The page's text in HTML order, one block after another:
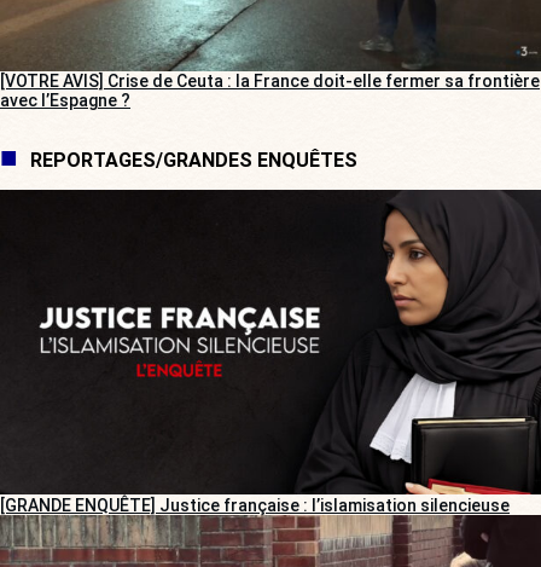
[VOTRE AVIS] Crise de Ceuta : la France doit-elle fermer sa frontière
avec l’Espagne ?
REPORTAGES/GRANDES ENQUÊTES
[GRANDE ENQUÊTE] Justice française : l’islamisation silencieuse